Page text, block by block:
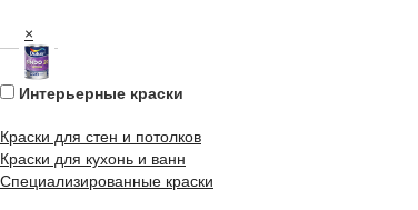
×
Интерьерные краски
Краски для стен и потолков
Краски для кухонь и ванн
Специализированные краски